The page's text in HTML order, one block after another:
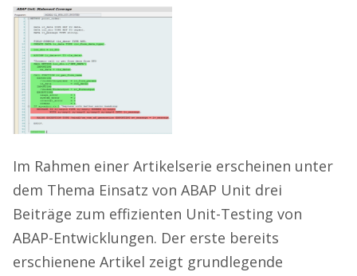
Im Rahmen einer Artikelserie erscheinen unter
dem Thema Einsatz von ABAP Unit drei
Beiträge zum effizienten Unit-Testing von
ABAP-Entwicklungen. Der erste bereits
erschienene Artikel zeigt grundlegende